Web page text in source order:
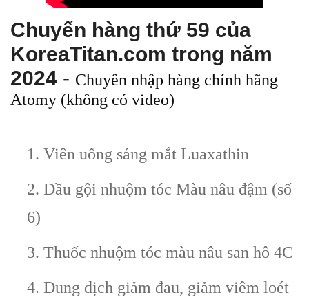
Chuyến hàng thứ 59 của
KoreaTitan.com trong năm
2024 - Chuyên nhập hàng chính hãng
Atomy (không có video)
1. Viên uống sáng mắt Luaxathin
2. Dầu gội nhuộm tóc Màu nâu đậm (số
6)
3. Thuốc nhuộm tóc màu nâu san hô 4C
4. Dung dịch giảm đau, giảm viêm loét